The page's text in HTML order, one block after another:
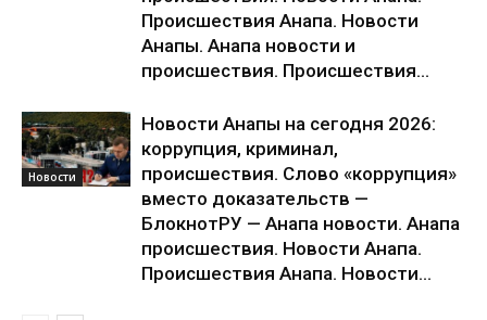
Происшествия Анапа. Новости
Анапы. Анапа новости и
происшествия. Происшествия...
Новости
Новости Анапы на сегодня 2026:
коррупция, криминал,
происшествия. Слово «коррупция»
вместо доказательств —
БлокнотРУ — Анапа новости. Анапа
происшествия. Новости Анапа.
Происшествия Анапа. Новости...